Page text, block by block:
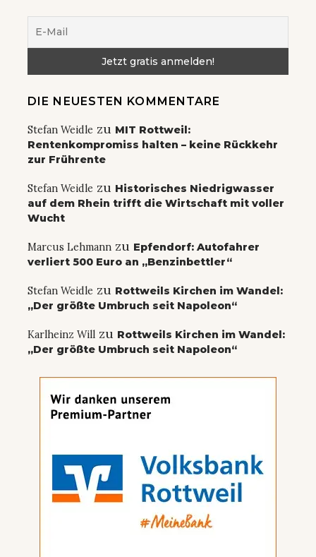
DIE NEUESTEN KOMMENTARE
Stefan Weidle zu MIT Rottweil:
Rentenkompromiss halten – keine Rückkehr
zur Frührente
Stefan Weidle zu Historisches Niedrigwasser
auf dem Rhein trifft die Wirtschaft mit voller
Wucht
Marcus Lehmann zu Epfendorf: Autofahrer
verliert 500 Euro an „Benzinbettler“
Stefan Weidle zu Rottweils Kirchen im Wandel:
„Der größte Umbruch seit Napoleon“
Karlheinz Will zu Rottweils Kirchen im Wandel:
„Der größte Umbruch seit Napoleon“